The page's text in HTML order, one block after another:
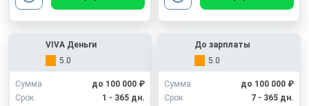
VIVA Деньги
5.0
Сумма
до 100 000 ₽
Срок
1 - 365 дн.
До зарплаты
5.0
Сумма
до 100 000 ₽
Срок
7 - 365 дн.